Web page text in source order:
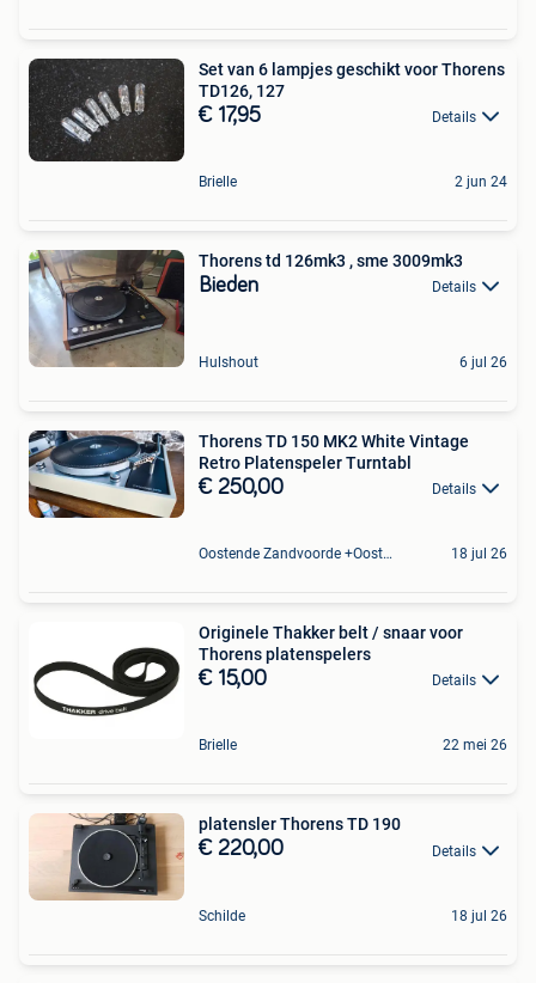
Set van 6 lampjes geschikt voor Thorens
TD126, 127
€ 17,95 Details
Brielle 2 jun 24
Thorens td 126mk3 , sme 3009mk3
Bieden Details
Hulshout 6 jul 26
Thorens TD 150 MK2 White Vintage
Retro Platenspeler Turntabl
€ 250,00 Details
Oostende Zandvoorde +Oostende 18 jul 26
Originele Thakker belt / snaar voor
Thorens platenspelers
€ 15,00 Details
Brielle 22 mei 26
platensler Thorens TD 190
€ 220,00 Details
Schilde 18 jul 26